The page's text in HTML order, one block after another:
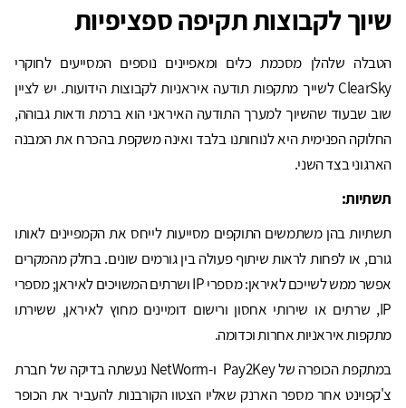
שיוך לקבוצות תקיפה ספציפיות
הטבלה שלהלן מסכמת כלים ומאפיינים נוספים המסייעים לחוקרי
ClearSky לשייך מתקפות תודעה איראניות לקבוצות הידועות. יש לציין
שוב שבעוד שהשיוך למערך התודעה האיראני הוא ברמת ודאות גבוהה,
החלוקה הפנימית היא לנוחותנו בלבד ואינה משקפת בהכרח את המבנה
הארגוני בצד השני.
תשתיות:
תשתיות בהן משתמשים התוקפים מסייעות לייחס את הקמפיינים לאותו
גורם, או לפחות לראות שיתוף פעולה בין גורמים שונים. בחלק מהמקרים
אפשר ממש לשייכם לאיראן: מספרי IP ושרתים המשויכים לאיראן; מספרי
IP, שרתים או שירותי אחסון ורישום דומיינים מחוץ לאיראן, ששירתו
מתקפות איראניות אחרות וכדומה.
במתקפת הכופרה של Pay2Key ו-NetWorm נעשתה בדיקה של חברת
צ'קפוינט אחר מספר הארנק שאליו הצטוו הקורבנות להעביר את הכופר